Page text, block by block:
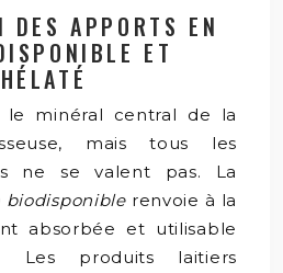
DES APPORTS EN
ET
le minéral central de la
mais tous les
ne se valent pas. La
biodisponiblerenvoie à la
absorbée et utilisable
Les produits laitiers